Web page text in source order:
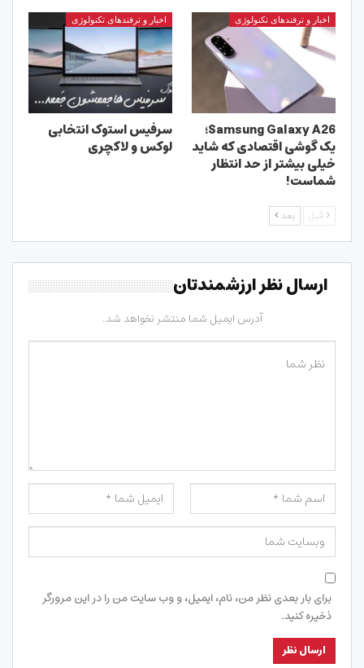
اخبار و ترفندهای تکنولوژی
Samsung Galaxy A26؛
یک گوشی اقتصادی که شاید
خیلی بیشتر از حد انتظار
شماست!
اخبار و ترفندهای تکنولوژی
سرفیس استوک انتخابی
لوکس و لاکچری
قبل بعد
ارسال نظر ارزشمندتان
آدرس ایمیل شما منتشر نخواهد شد.
برای بار بعدی نظر من، نام، ایمیل، و وب سایت من را در این مرورگر
ذخیره کنید.